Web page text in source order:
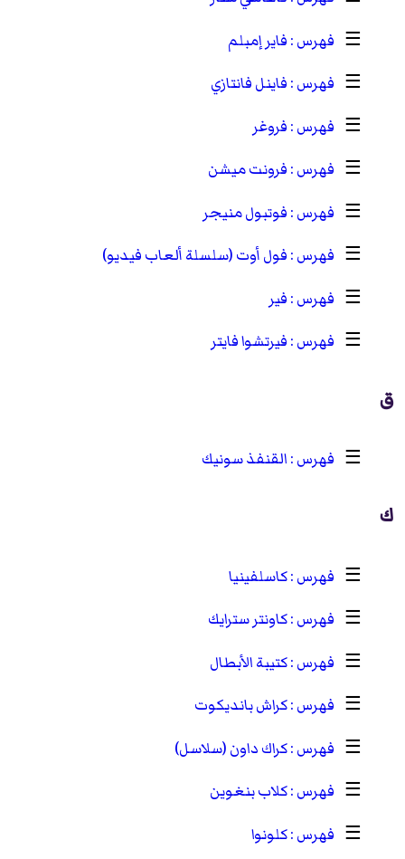
☰
فاير إمبلم
☰
فاينل فانتازي
☰
فروغر
☰
فرونت ميشن
☰
فوتبول منيجر
☰
فول أوت (سلسلة ألعاب فيديو)
☰
فير
☰
فيرتشوا فايتر
ق
☰ القنفذ سونيك
ك
☰
كاسلفينيا
☰
كاونتر سترايك
☰
كتيبة الأبطال
☰
كراش بانديكوت
☰
كراك داون (سلاسل)
☰
كلاب بنغوين
☰
كلونوا